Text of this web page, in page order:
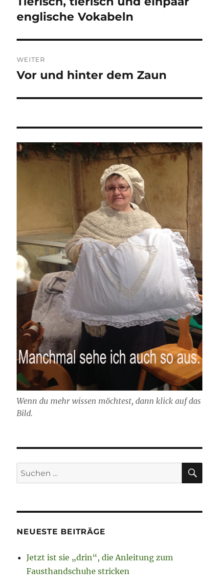
Beitrag:
englische Vokabeln
WEITER
Nächster
Vor und hinter dem Zaun
Wenn du mehr wissen möchtest, dann klick auf das
Bild.
Suchen
nach:
NEUESTE BEITRÄGE
Jetzt ist sie „drin“, die Anleitung zum
Fausthandschuhe stricken